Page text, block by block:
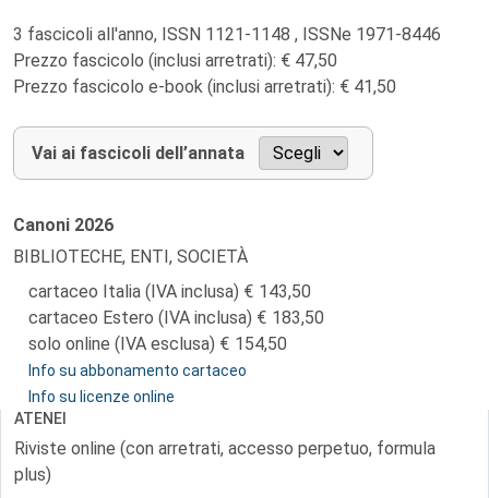
3 fascicoli all'anno, ISSN 1121-1148 , ISSNe 1971-8446
Prezzo fascicolo (inclusi arretrati): € 47,50
Prezzo fascicolo e-book (inclusi arretrati): € 41,50
Vai ai fascicoli dell’annata
Canoni 2026
BIBLIOTECHE, ENTI, SOCIETÀ
cartaceo Italia (IVA inclusa)
143,50
cartaceo Estero (IVA inclusa)
183,50
solo online (IVA esclusa)
154,50
Info su abbonamento cartaceo
Info su licenze online
ATENEI
Riviste online (con arretrati, accesso perpetuo, formula
plus)